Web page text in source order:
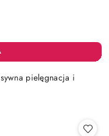
pielęgnacja i